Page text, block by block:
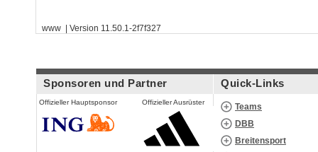
www | Version 11.50.1-2f7f327
Sponsoren und Partner
Offizieller Hauptsponsor Offizieller Ausrüster
Quick-Links
Teams
DBB
Breitensport